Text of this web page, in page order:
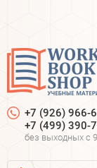
+7 (926) 966-
+7 (499) 390-
без выходных c